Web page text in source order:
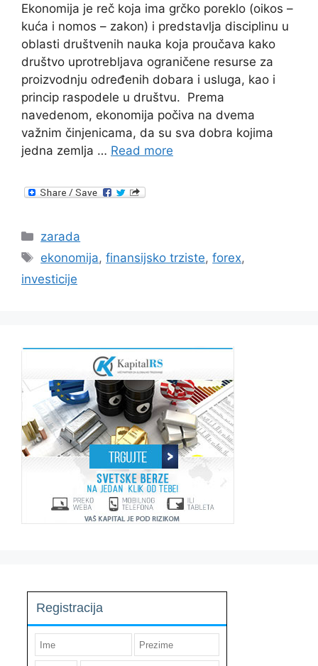
Ekonomija je reč koja ima grčko poreklo (oikos –
kuća i nomos – zakon) i predstavlja disciplinu u
oblasti društvenih nauka koja proučava kako
društvo uprotrebljava ograničene resurse za
proizvodnju određenih dobara i usluga, kao i
princip raspodele u društvu. Prema
navedenom, ekonomija počiva na dvema
važnim činjenicama, da su sva dobra kojima
jedna zemlja … Read more
Categories
zarada
Tags
ekonomija,finansijsko trziste,forex,
investicije